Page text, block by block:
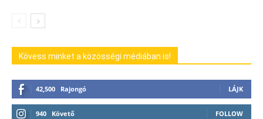
Kövess minket a közösségi médiában is!
42,500 Rajongó LÁJK
940 Követő FOLLOW